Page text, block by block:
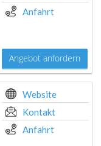
Anfahrt
Angebot anfordern
Website
Kontakt
Anfahrt